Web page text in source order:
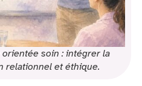
soin : intégrer la
relationnel et éthique.